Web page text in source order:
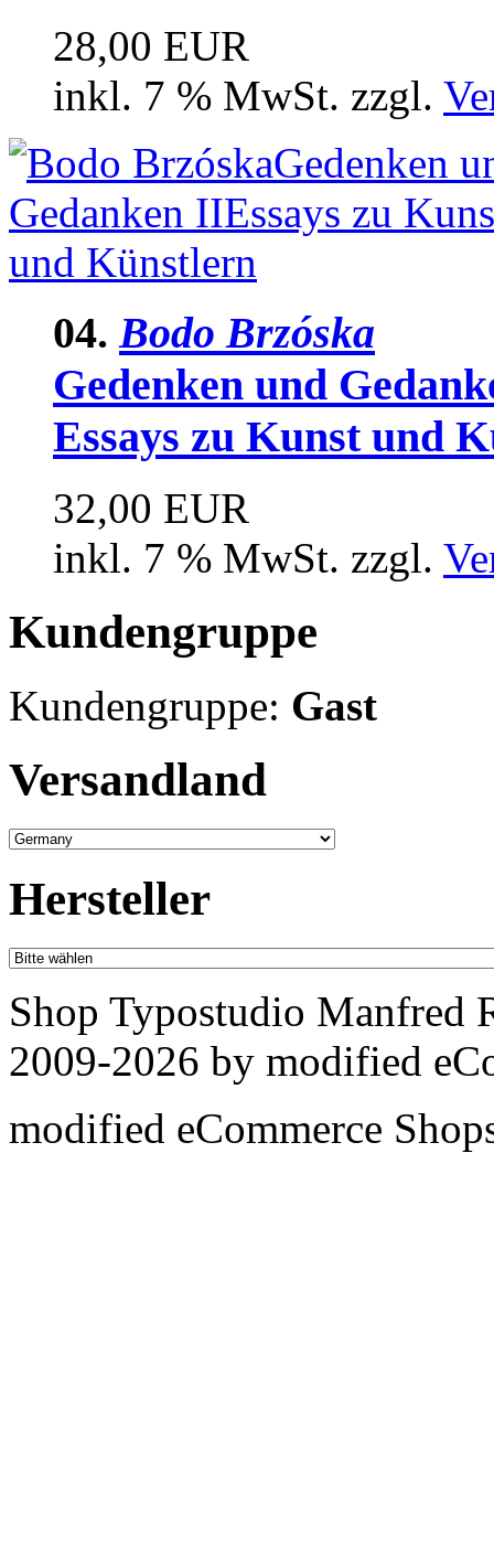
28,00 EUR
inkl. 7 % MwSt. zzgl.
04.Bodo Brzóska
Gedenken und
Essays zu Kunst und
32,00 EUR
inkl. 7 % MwSt. zzgl.
Kundengruppe
Kundengruppe: Gast
Versandland
Hersteller
Shop Typostudio Manfred
2009-2026 by modified
modified eCommerce